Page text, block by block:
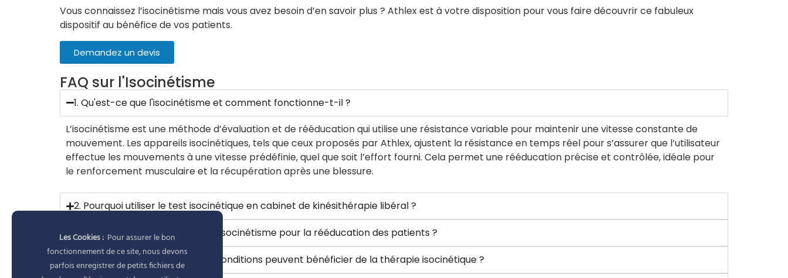
Vous connaissez l’isocinétisme mais vous avez besoin d’en savoir plus ? Athlex est à votre disposition pour vous faire découvrir ce fabuleux
dispositif au bénéfice de vos patients.
Demandez un devis
FAQ sur l'Isocinétisme
1. Qu'est-ce que l'isocinétisme et comment fonctionne-t-il ?
L’isocinétisme est une méthode d’évaluation et de rééducation qui utilise une résistance variable pour maintenir une vitesse constante de
mouvement. Les appareils isocinétiques, tels que ceux proposés par Athlex, ajustent la résistance en temps réel pour s’assurer que l’utilisateur
effectue les mouvements à une vitesse prédéfinie, quel que soit l’effort fourni. Cela permet une rééducation précise et contrôlée, idéale pour
le renforcement musculaire et la récupération après une blessure.
2. Pourquoi utiliser le test isocinétique en cabinet de kinésithérapie libéral ?
3. Quels sont les avantages de l'isocinétisme pour la rééducation des patients ?
4. Quels types de blessures ou conditions peuvent bénéficier de la thérapie isocinétique ?
Les Cookies : Pour assurer le bon
fonctionnement de ce site, nous devons
parfois enregistrer de petits fichiers de